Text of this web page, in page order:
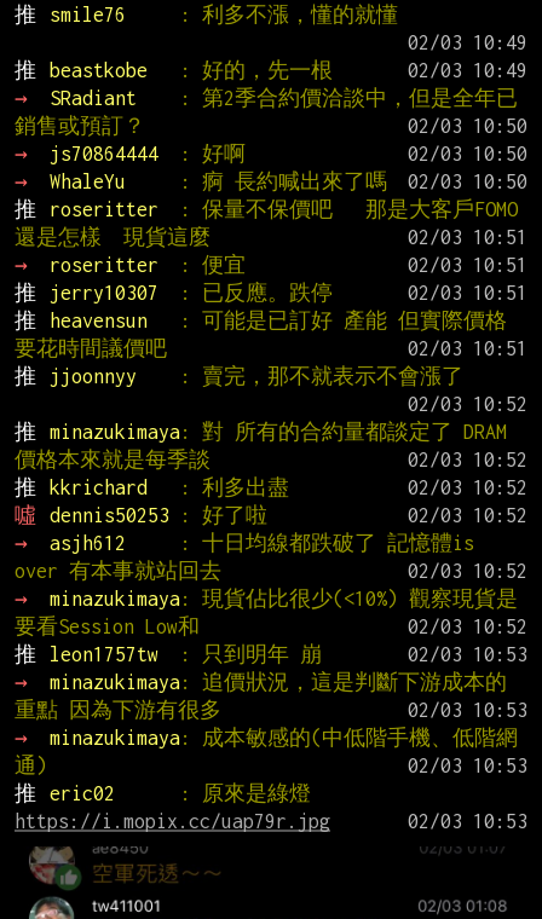
推 smile76
: 利多不漲，懂的就懂
推
beastkobe : 好的，先一根
→
SRadiant
: 第2季合約價洽談中，但是全年已
銷售或預訂？
→
js70864444 : 好啊
→
WhaleYu : 痾 長約喊出來了嗎
推
roseritter
: 保量不保價吧   那是大客戶FOMO
還是怎樣  現貨這麼
→
roseritter : 便宜
推
jerry10307 : 已反應。跌停
推
heavensun
: 可能是已訂好 產能 但實際價格
要花時間議價吧
推
jjoonnyy
: 賣完，那不就表示不會漲了
推
minazukimaya: 對 所有的合約量都談定了 DRAM
價格本來就是每季談
推
kkrichard : 利多出盡
噓
dennis50253 : 好了啦
→
asjh612
: 十日均線都跌破了 記憶體is
over 有本事就站回去
→
minazukimaya: 現貨佔比很少(<10%) 觀察現貨是
要看Session Low和
推
leon1757tw : 只到明年 崩
→
minazukimaya: 追價狀況，這是判斷下游成本的
重點 因為下游有很多
→
minazukimaya: 成本敏感的(中低階手機、低階網
通)
推
eric02
https://i.mopix.cc/uap79r.jpg